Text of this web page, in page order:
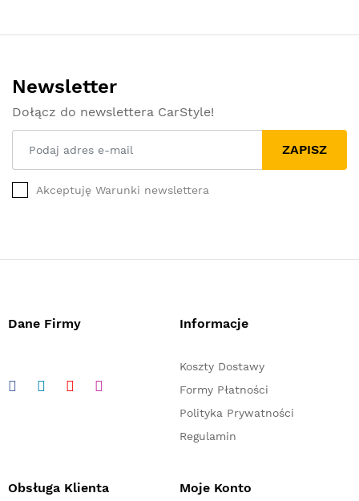
Newsletter
Dołącz do newslettera CarStyle!
ZAPISZ
Akceptuję Warunki newslettera
Dane Firmy Informacje
Koszty Dostawy
Formy Płatności
Polityka Prywatności
Regulamin
Obsługa Klienta Moje Konto